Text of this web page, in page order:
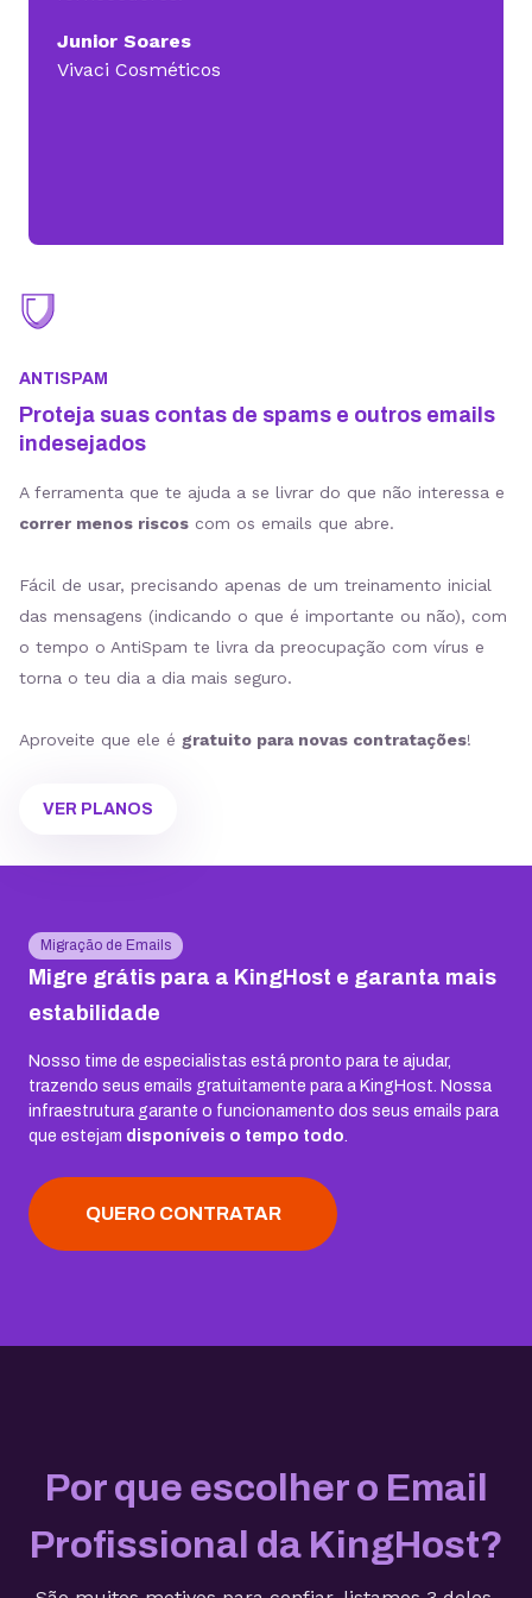
Junior Soares
Vivaci Cosméticos
ANTISPAM
Proteja suas contas de spams e outros emails
indesejados
A ferramenta que te ajuda a se livrar do que não interessa e
correr menos riscos com os emails que abre.
Fácil de usar, precisando apenas de um treinamento inicial
das mensagens (indicando o que é importante ou não), com
o tempo o AntiSpam te livra da preocupação com vírus e
torna o teu dia a dia mais seguro.
Aproveite que ele é gratuito para novas contratações!
VER PLANOS
Migração de Emails
Migre grátis para a KingHost e garanta mais
estabilidade
Nosso time de especialistas está pronto para te ajudar,
trazendo seus emails gratuitamente para a KingHost. Nossa
infraestrutura garante o funcionamento dos seus emails para
que estejam disponíveis o tempo todo
QUERO CONTRATAR
Por que escolher o Email
Profissional da KingHost?